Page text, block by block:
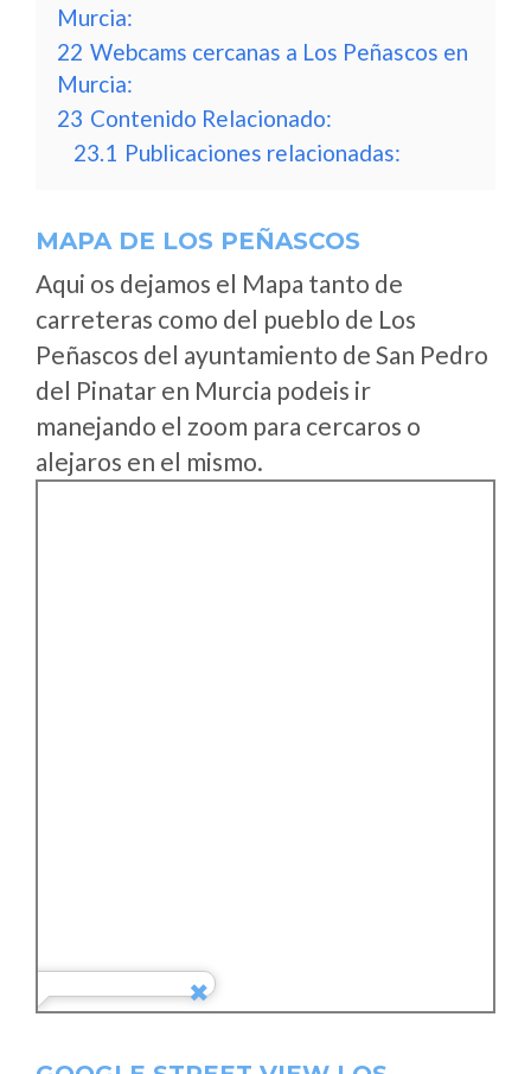
Murcia:
22 Webcams cercanas a Los Peñascos en
Murcia:
23 Contenido Relacionado:
23.1 Publicaciones relacionadas:
MAPA DE LOS PEÑASCOS
Aqui os dejamos el Mapa tanto de
carreteras como del pueblo de Los
Peñascos del ayuntamiento de San Pedro
del Pinatar en Murcia podeis ir
manejando el zoom para cercaros o
alejaros en el mismo.